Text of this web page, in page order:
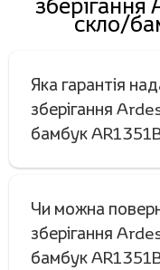
скло/
Яка гарантія
зберігання
бамбук
Чи можна
зберігання
бамбук